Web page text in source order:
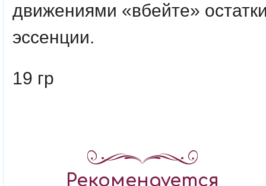
движениями «вбейте»
эссенции.
19 гр
Рекомендуется